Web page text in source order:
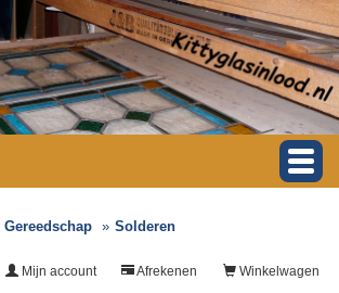
Gereedschap Solderen
Winkelwagen
Afrekenen
Mijn account